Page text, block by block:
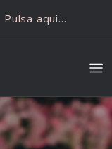
Pulsa aquí…